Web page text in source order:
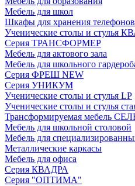
Мебель для школ
Шкафы для хранения телефонов
Ученические столы и стулья
Серия ТРАНСФОРМЕР
Мебель для актового зала
Мебель для школьного
Серия ФРЕШ NEW
Серия УНИКУМ
Ученические столы и стулья LP
Ученические столы и стулья
Трансформируемая мебель
Мебель для школьной столовой
Мебель для
Металлические каркасы
Мебель для офиса
Серия КВАДРА
Серия "ОПТИМА"